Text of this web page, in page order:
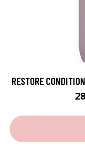
RESTORE